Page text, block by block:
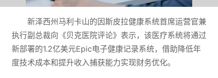
新泽西州马利卡山的因斯皮拉健康系统首席运营官兼
执行副总裁向《贝克医院评论》表示，该医疗系统将通过
新部署的1.2亿美元Epic电子健康记录系统，借助降低年
度技术成本和提升收入捕获能力实现财务优化。